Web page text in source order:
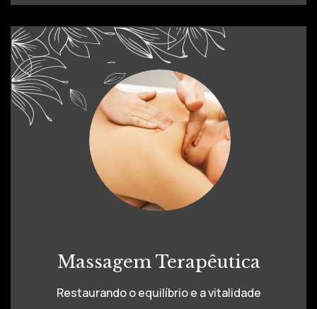
Massagem Terapêutica
Restaurando o equilíbrio e a vitalidade